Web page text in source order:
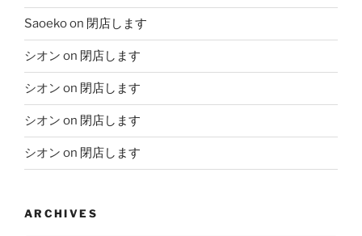
Saoekoon 閉店します
シオン on 閉店します
シオン on 閉店します
シオン on 閉店します
シオン on 閉店します
ARCHIVES